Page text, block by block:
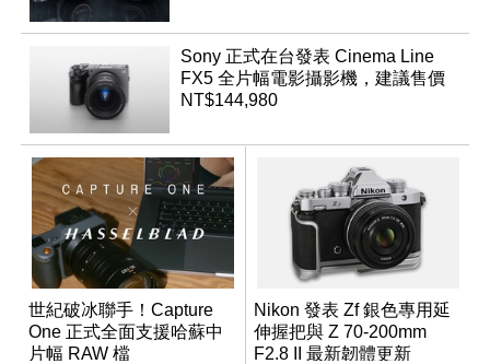
Sony 正式在台發表 Cinema Line
FX5 全片幅電影攝影機，建議售價
NT$144,980
世紀破冰聯手！Capture
One 正式全面支援哈蘇中
片幅 RAW 檔
Nikon 發表 Zf 銀色專用延
伸握把與 Z 70-200mm
F2.8 II 最新韌體更新